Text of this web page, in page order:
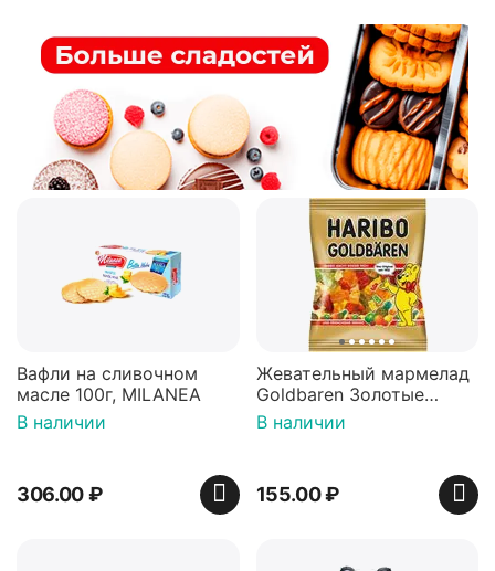
Вафли на сливочном
масле 100г, MILANEA
В наличии
306.00₽
Жевательный мармелад
Goldbaren Золотые
мишки 100г, Германия
В наличии
155.00₽